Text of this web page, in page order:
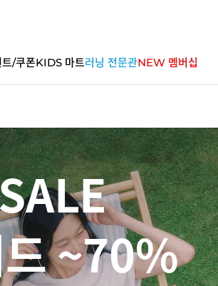
트/쿠폰KIDS 마트러닝 전문관NEW 멤버십
~70%